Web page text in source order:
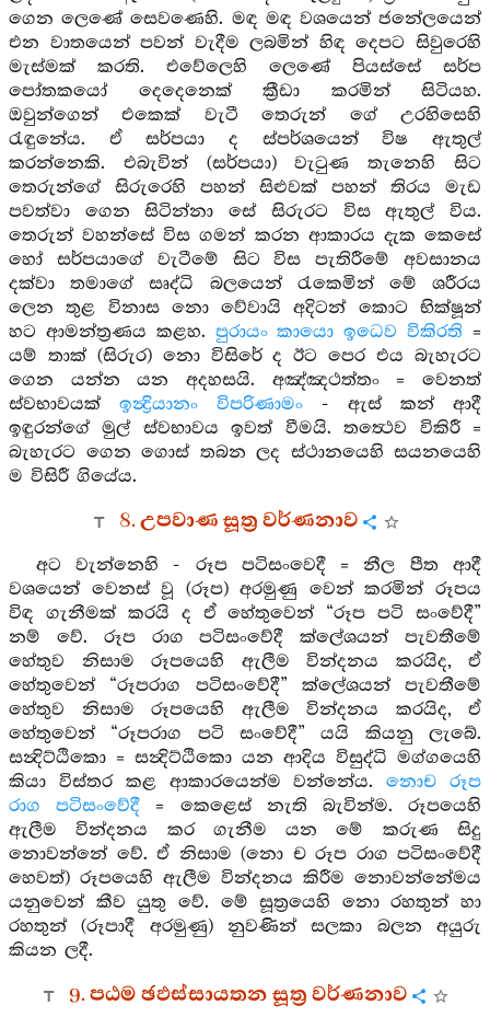
ගෙන ලෙණේ සෙවණෙහි. මඳ මඳ වශයෙන් ජනේලයෙන්
එන වාතයෙන් පවන් වැදීම ලබමින් හිඳ දෙපට සිවුරෙහි
මැස්මක් කරති. එවේලෙහි ලෙණේ පියස්සේ සර්ප
පෝතකයෝ දෙදෙනෙක් ක්‍රීඩා කරමින් සිටියහ.
ඔවුන්ගෙන් එකෙක් වැටී තෙරුන් ගේ උරහිසෙහි
රැඳුනේය. ඒ සර්පයා ද ස්පර්ශයෙන් විෂ ඇතුල්
කරන්නෙකි. එබැවින් (සර්පයා) වැටුණ තැනෙහි සිට
තෙරුන්ගේ සිරුරෙහි පහන් සිළුවක් පහන් තිරය මැඩ
පවත්වා ගෙන සිටින්නා සේ සිරුරට විස ඇතුල් විය.
තෙරුන් වහන්සේ විස ගමන් කරන ආකාරය දැක කෙසේ
හෝ සර්පයාගේ වැටීමේ සිට විස පැතිරීමේ අවසානය
දක්වා තමාගේ සෘද්ධි බලයෙන් රැකෙමින් මේ ශරීරය
ලෙන තුළ විනාස නො වේවායි අදිටන් කොට භික්ෂූන්
හට ආමන්ත්‍රණය කළහ. පුරායං කායො ඉධෙව විකිරති =
යම් තාක් (සිරුර) නො විසිරේ ද ඊට පෙර එය බැහැරට
ගෙන යන්න යන අදහසයි. අඤ්ඤථත්තං = වෙනත්
ස්වභාවයක් ඉන්‍ද්‍රියානං විපරිණාමං - ඇස් කන් ආදී
ඉඳුරන්ගේ මුල් ස්වභාවය ඉවත් වීමයි. තත්‍ථෙව විකිරී =
බැහැරට ගෙන ගොස් තබන ලද ස්ථානයෙහි සයනයෙහි
ම විසිරී ගියේය.
8. උපවාණ සූත්‍ර වර්ණනාව
අට වැන්නෙහි - රූප පටිසංවෙදී = නීල පීත ආදී
වශයෙන් වෙනස් වූ (රූප) අරමුණු වෙන් කරමින් රූපය
විඳ ගැනීමක් කරයි ද ඒ හේතුවෙන් “රූප පටි සංවේදී”
නම් වේ. රූප රාග පටිසංවේදී ක්ලේශයන් පැවතීමේ
හේතුව නිසාම රූපයෙහි ඇලීම වින්දනය කරයිද, ඒ
හේතුවෙන් “රූපරාග පටිසංවේදී” ක්ලේශයන් පැවතීමේ
හේතුව නිසාම රූපයෙහි ඇලීම වින්දනය කරයිද, ඒ
හේතුවෙන් “රූපරාග පටි සංවේදී” යයි කියනු ලැබේ.
සන්‍දිට්ඨිකො = සන්‍දිට්ඨිකො යන ආදිය විසුද්ධි මග්ගයෙහි
කියා විස්තර කළ ආකාරයෙන්ම වන්නේය.නොච රූප
රාග පටිසංවේදී = කෙළෙස් නැති බැවින්ම. රූපයෙහි
ඇලීම වින්දනය කර ගැනීම යන මේ කරුණ සිදු
නොවන්නේ වේ. ඒ නිසාම (නො ච රූප රාග පටිසංවේදී
හෙවත්) රූපයෙහි ඇලීම වින්දනය කිරීම නොවන්නේමය
යනුවෙන් කීව යුතු වේ. මේ සූත්‍රයෙහි නො රහතුන් හා
රහතුන් (රූපාදී අරමුණු) නුවණින් සලකා බලන අයුරු
කියන ලදී.
9. පඨම ඡඵස්සායතන සූත්‍ර වර්ණනාව